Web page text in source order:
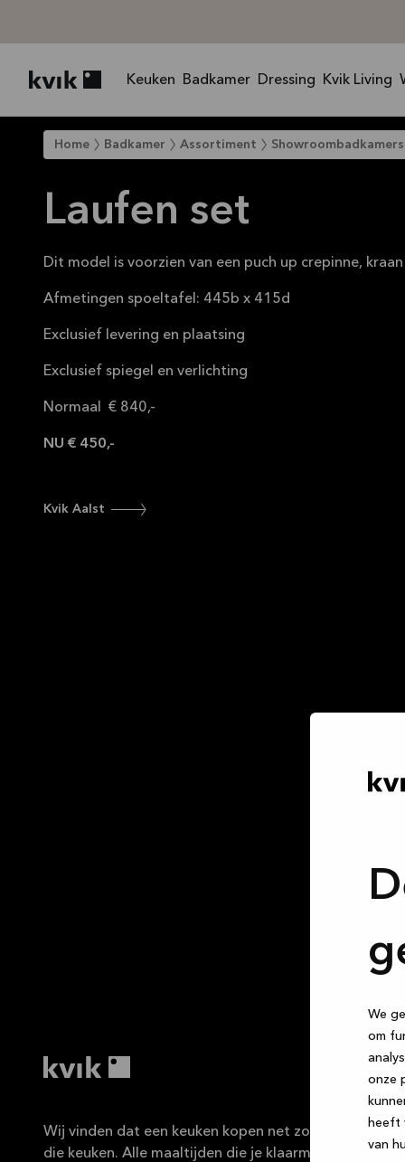
We
om
onze
heeft
van
Keuken Badkamer Dressing Kvik Living
Home Badkamer Assortiment Showroombadkamers
Laufen set
Dit model is voorzien van een puch up crepinne,
Afmetingen spoeltafel: 445b x 415d
Exclusief levering en plaatsing
Exclusief spiegel en verlichting
Normaal € 840,-
NU € 450,-
Kvik Aalst
Wij vinden dat een keuken kopen net zo leuk moet
die keuken. Alle maaltijden die je klaarmaakt, de